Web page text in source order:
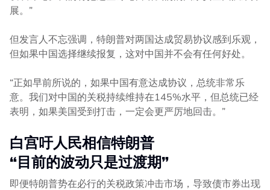
展。”
但发言人不忘强调，特朗普对两国达成贸易协议感到乐观，
但如果中国选择继续报复，这对中国并不会有任何好处。
“正如早前所说的，如果中国有意达成协议，总统非常乐
意。我们对中国的关税持续维持在145%水平，但总统已经
表明，如果美国受到打击，一定会更严厉地回击。”
白宫吁人民相信特朗普
“目前的波动只是过渡期”
即便特朗普势在必行的关税政策冲击市场，导致债市券出现